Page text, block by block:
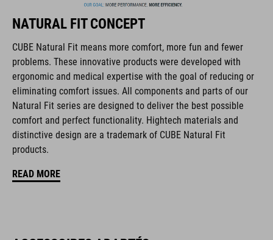
CARACTÉRISTIQUES
downhill/mountain bike helmet
in collaboration with 100% Speed Lab
ultralight fibreglass shell
active cooling system
improved ventilation channels
removable, washable pads
NATURAL FIT CONCEPT
CUBE Natural Fit means more comfort, more fun and fewer
problems. These innovative products were developed with
ergonomic and medical expertise with the goal of reducing or
eliminating comfort issues. All components and parts of our
Natural Fit series are designed to deliver the best possible
comfort and perfect functionality. Hightech materials and
distinctive design are a trademark of CUBE Natural Fit
products.
READ MORE